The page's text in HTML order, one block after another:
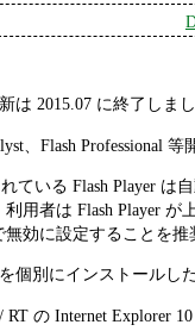
は 2015.07 に終了しま
、Flash Professional
れている Flash Player
用者は Flash Player
効に設定することを推
個別にインストールし
RT の Internet Explorer